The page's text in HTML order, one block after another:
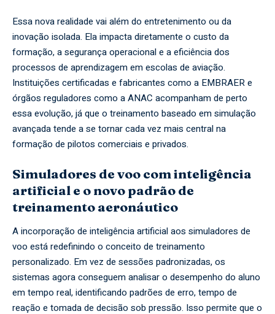
Essa nova realidade vai além do entretenimento ou da
inovação isolada. Ela impacta diretamente o custo da
formação, a segurança operacional e a eficiência dos
processos de aprendizagem em escolas de aviação.
Instituições certificadas e fabricantes como a EMBRAER e
órgãos reguladores como a ANAC acompanham de perto
essa evolução, já que o treinamento baseado em simulação
avançada tende a se tornar cada vez mais central na
formação de pilotos comerciais e privados.
Simuladores de voo com inteligência
artificial e o novo padrão de
treinamento aeronáutico
A incorporação de inteligência artificial aos simuladores de
voo está redefinindo o conceito de treinamento
personalizado. Em vez de sessões padronizadas, os
sistemas agora conseguem analisar o desempenho do aluno
em tempo real, identificando padrões de erro, tempo de
reação e tomada de decisão sob pressão. Isso permite que o